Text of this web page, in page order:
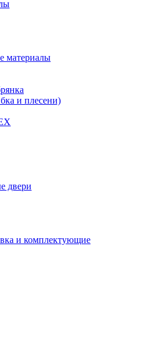
материалы
и плесени)
двери
и комплектующие